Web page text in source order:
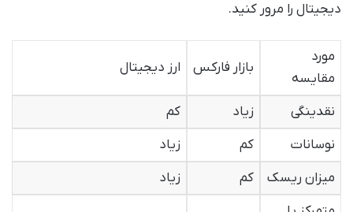
دیجیتال را مرور کنید.
مورد
مقایسه
بازار فارکس ارز دیجیتال
نقدینگی زیاد
کم
نوسانات
کم
زیاد
میزان ریسک
کم
زیاد